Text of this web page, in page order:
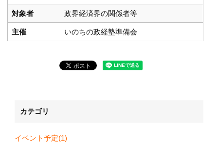
対象者 政界経済界の関係者等
主催 いのちの政経塾準備会
カテゴリ
イベント予定(1)